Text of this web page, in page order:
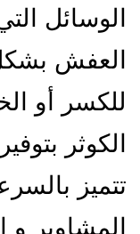
الوسائل
العفش
للكسر أو
الكوثر
تتميز
المشاوير